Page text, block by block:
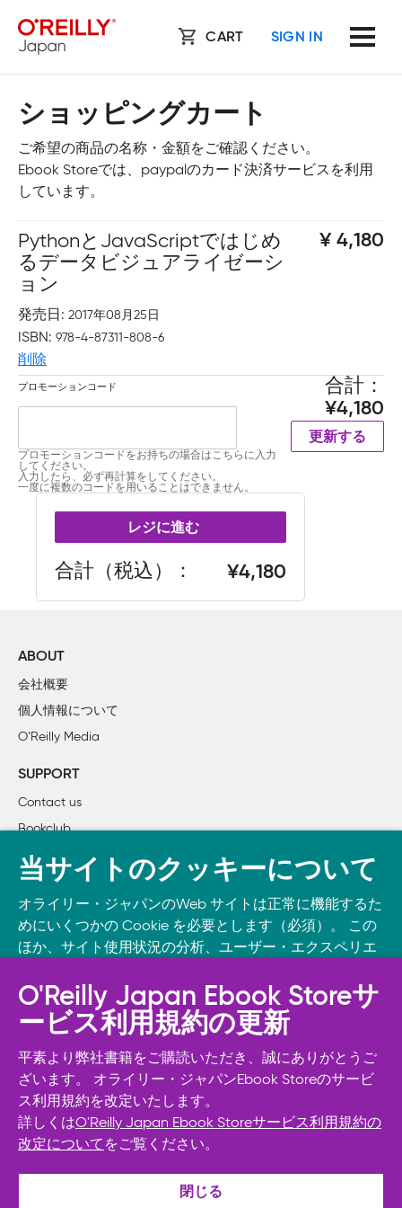
CART SIGN IN
ショッピングカート
ご希望の商品の名称・金額をご確認ください。
Ebook Storeでは、paypalのカード決済サービスを利用
しています。
PythonとJavaScriptではじめ
るデータビジュアライゼーシ
ョン
発売日 2017年08月25日
ISBN 978-4-87311-808-6
削除
4,180
プロモーションコード
プロモーションコードをお持ちの場合はこちらに入力
してください。
入力したら、必ず再計算をしてください。
一度に複数のコードを用いることはできません。
合計
4,180
更新する
レジに進む
合計（税込） 4,180
ABOUT
会社概要
個人情報について
O’Reilly Media
SUPPORT
Contact us
Bookclub
書籍注文
Take O’Reilly with you and learn anywhere, anytime on your
phone
and tablet.
© 2026, O’Reilly Japan, Inc. oreilly.co.jpに掲載されているすべて
当サイトのクッキーについて
オライリー・ジャパンのWeb サイトは正常に機能するた
めにいくつかの Cookie を必要とします（必須）。 この
ほか、サイト使用状況の分析、ユーザー・エクスペリエ
その他の Cookie を使用することがあります。 詳細につ
いては Cookie設定をご確認ください。
また、オライリー・ジャパンのプライバシーポリシーに
ついては 個人情報保護方針をご確認ください。
Cookie設定
必須Cookie以外を拒否する
すべて許可する
O'Reilly Japan Ebook Storeサ
ービス利用規約の更新
平素より弊社書籍をご購読いただき、誠にありがとうご
ざいます。 オライリー・ジャパンEbook Storeのサービ
ス利用規約を改定いたします。
詳しくはO'Reilly Japan Ebook Storeサービス利用規約の
改定について をご覧ください。
閉じる